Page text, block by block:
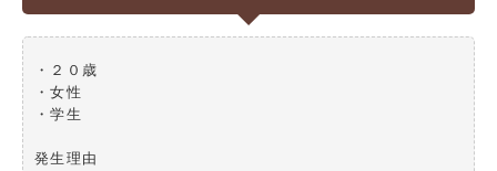
・２０歳
・女性
・学生
発生理由